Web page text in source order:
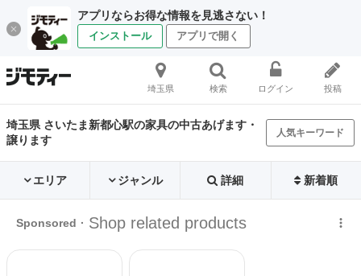
アプリならお得な情報を見逃さない！
インストール アプリで開く
埼玉県 検索 ログイン 投稿
埼玉県 さいたま新都心駅の家具の中古あげます・
譲ります
人気キーワード
エリア ジャンル 詳細 新着順